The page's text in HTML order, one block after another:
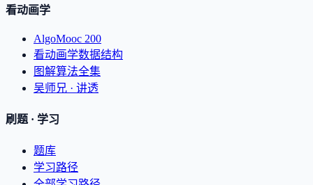
看动画学
AlgoMooc 200
看动画学数据结构
图解算法全集
吴师兄 · 讲透
刷题 · 学习
题库
学习路径